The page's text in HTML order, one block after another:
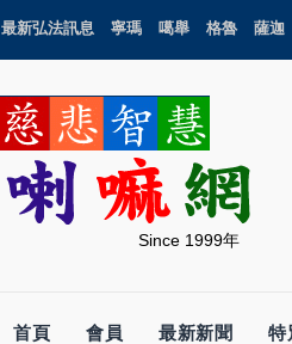
最新弘法訊息 寧瑪 噶舉 格魯 薩迦
Since 1999年
首頁 會員 最新新聞 特